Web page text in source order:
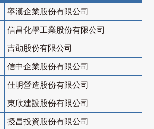
寧漢企業股份有限公司
信昌化學工業股份有限公司
吉劭股份有限公司
信中企業股份有限公司
仕明營造股份有限公司
東欣建設股份有限公司
授昌投資股份有限公司